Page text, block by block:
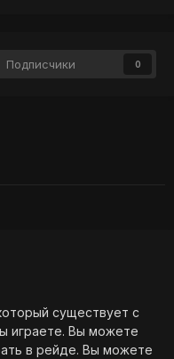
Подписчики 0
существует с
играете. Вы можете
в рейде. Вы можете